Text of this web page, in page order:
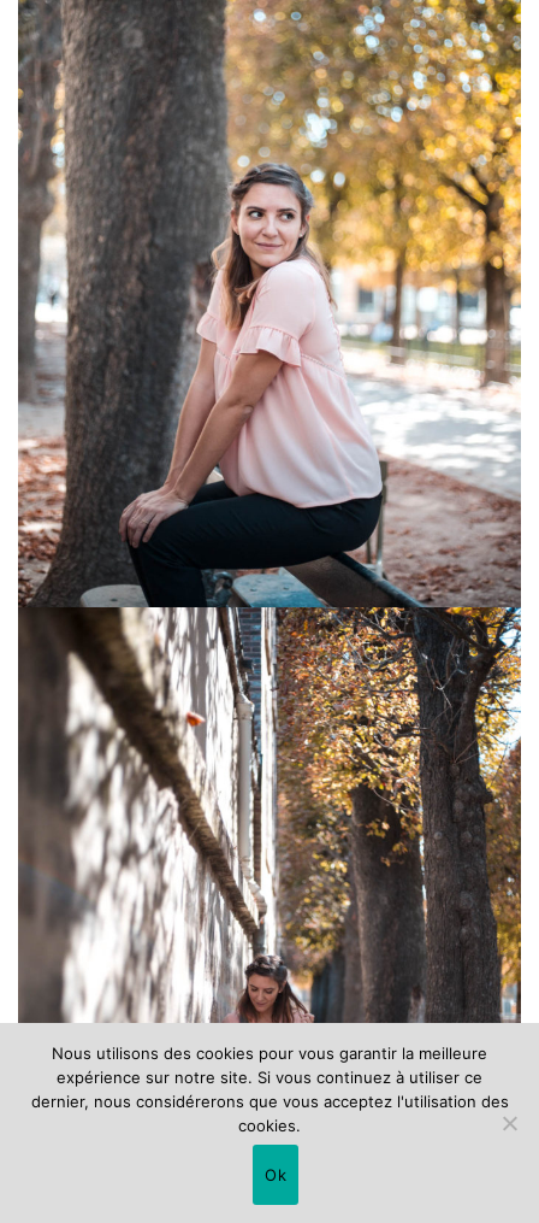
Nous utilisons des cookies pour vous garantir la meilleure
expérience sur notre site. Si vous continuez à utiliser ce
dernier, nous considérerons que vous acceptez l'utilisation des
cookies.
Ok